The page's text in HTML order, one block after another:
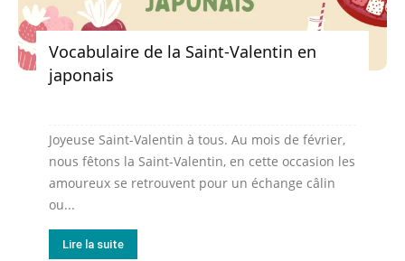
Vocabulaire de la Saint-Valentin en
japonais
Joyeuse Saint-Valentin à tous. Au mois de février,
nous fêtons la Saint-Valentin, en cette occasion les
amoureux se retrouvent pour un échange câlin
ou...
Lire la suite